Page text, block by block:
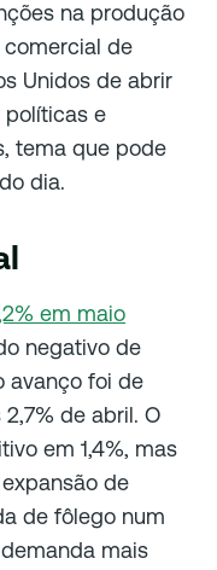
na produção
comercial de
Unidos de abrir
políticas e
tema que pode
dia.
em maio
negativo de
avanço foi de
de abril. O
em 1,4%, mas
de
de fôlego num
mais